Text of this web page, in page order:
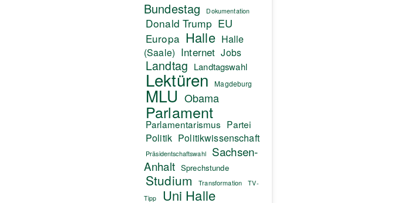
Bundestag
Dokumentation
Donald Trump EU
Europa Halle Halle
(Saale) Internet Jobs
Landtag Landtagswahl
Lektüren Magdeburg
MLU Obama
Parlament
Parlamentarismus Partei
Politik Politikwissenschaft
Präsidentschaftswahl
Sachsen-
Anhalt Sprechstunde
Studium Transformation
TV-
Tipp
Uni Halle